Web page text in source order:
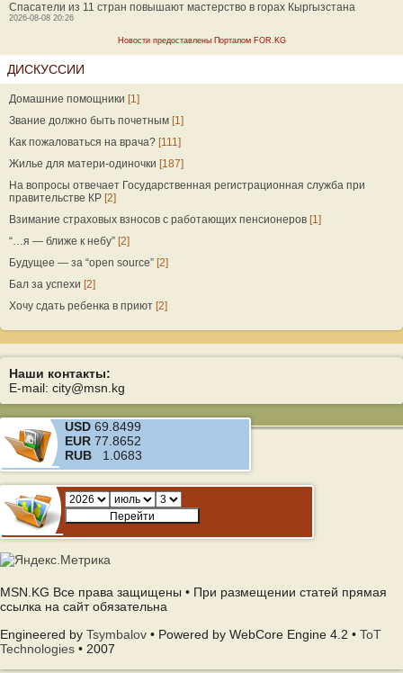
Спасатели из 11 стран повышают мастерство в горах Кыргызстана
2026-08-08 20:26
Новости предоставлены Порталом FOR.KG
ДИСКУССИИ
Домашние помощники [1]
Звание должно быть почетным [1]
Как пожаловаться на врача? [111]
Жилье для матери-одиночки [187]
На вопросы отвечает Государственная регистрационная служба при
правительстве КР [2]
Взимание страховых взносов с работающих пенсионеров [1]
“…я — ближе к небу” [2]
Будущее — за “open source” [2]
Бал за успехи [2]
Хочу сдать ребенка в приют [2]
Наши контакты:
E-mail: city@msn.kg
USD 69.8499
EUR 77.8652
RUB 1.0683
MSN.KG Все права защищены • При размещении статей прямая
ссылка на сайт обязательна
Engineered by Tsymbalov • Powered by WebCore Engine 4.2 • ToT
Technologies • 2007